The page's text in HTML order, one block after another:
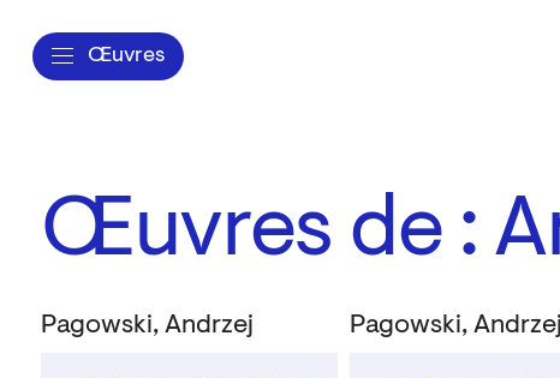
Œuvres
Œuvres de :
Pagowski, Andrzej Pagowski, Andrzej